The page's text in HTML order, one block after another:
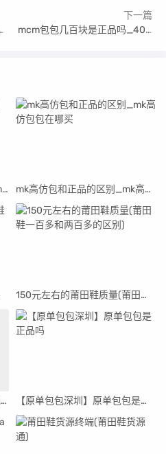
下一篇
mcm包包几百块是正品吗_400块钱的mcm原单
原单mcm和正品有什么区别_mcm原单吧 mk高仿包和正品的区别_mk高仿包包在哪买
150元左右的莆田鞋质量(莆田鞋一百多和两百多的区别)
莆田复刻品牌大全_莆田安福电商城414号档口 【原单包包深圳】原单包包是正品吗